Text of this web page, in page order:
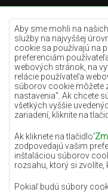
Aby sme mohli na
služby na najvyššej
cookie sa používajú na
preferenciám
webových stránok, na
relácie používateľa
súborov cookie môžete
nastavenia". Ak chcete
všetkých vyššie
zariadení, kliknite na
Ak kliknete na tlačidlo
zodpovedajú vašim
inštaláciou súborov
rozsahu, ktorý si zvolíte,
Pokiaľ budú súbory